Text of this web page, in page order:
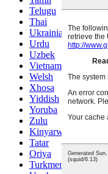
Telugu
Thai
Ukrainian
Urdu
Uzbek
Vietnamese
Welsh
Xhosa
Yiddish
Yoruba
Zulu
Kinyarwanda
Tatar
Oriya
Turkmen